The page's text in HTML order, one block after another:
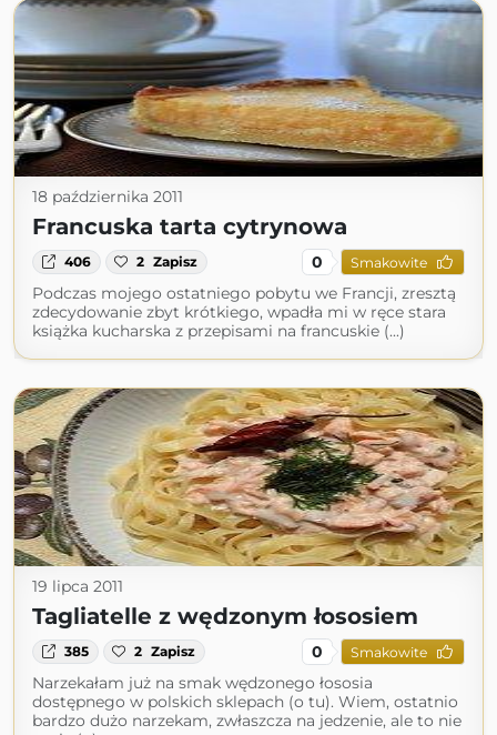
18 października 2011
Francuska tarta cytrynowa
406 2 Zapisz 0 Smakowite
Podczas mojego ostatniego pobytu we Francji, zresztą
zdecydowanie zbyt krótkiego, wpadła mi w ręce stara
książka kucharska z przepisami na francuskie (...)
19 lipca 2011
Tagliatelle z wędzonym łososiem
385 2 Zapisz 0 Smakowite
Narzekałam już na smak wędzonego łososia
dostępnego w polskich sklepach (o tu). Wiem, ostatnio
bardzo dużo narzekam, zwłaszcza na jedzenie, ale to nie